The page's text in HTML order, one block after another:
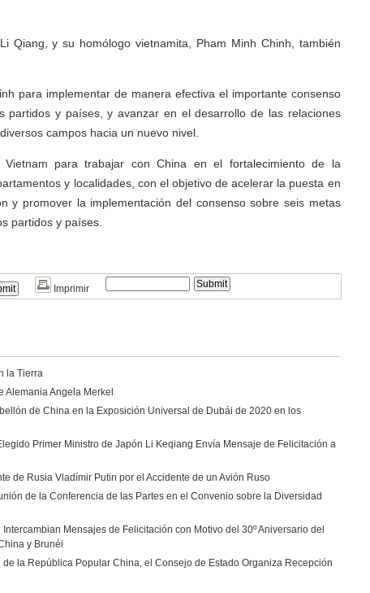
Qiang, y su homólogo vietnamita, Pham Minh Chinh, también
para implementar de manera efectiva el importante consenso
partidos y países, y avanzar en el desarrollo de las relaciones
campos hacia un nuevo nivel.
para trabajar con China en el fortalecimiento de la
y localidades, con el objetivo de acelerar la puesta en
y promover la implementación del consenso sobre seis metas
partidos y países.
Imprimir
la Tierra
Angela Merkel
de China en la Exposición Universal de Dubái de 2020 en los
Primer Ministro de Japón Li Keqiang Envía Mensaje de Felicitación a
de Rusia Vladímir Putin por el Accidente de un Avión Ruso
de la Conferencia de las Partes en el Convenio sobre la Diversidad
Mensajes de Felicitación con Motivo del 30º Aniversario del
y Brunéi
la República Popular China, el Consejo de Estado Organiza Recepción